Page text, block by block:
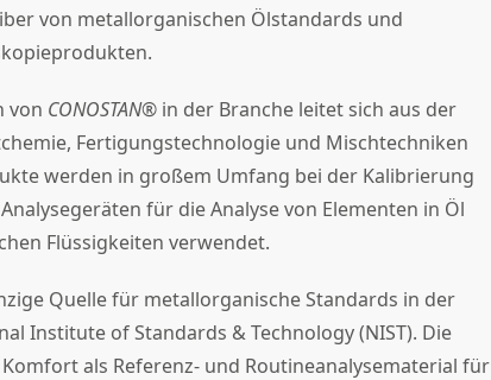
von metallorganischen Ölstandards und
von CONOSTAN®in der Branche leitet sich aus der
Fertigungstechnologie und Mischtechniken
werden in großem Umfang bei der Kalibrierung
für die Analyse von Elementen in Öl
Flüssigkeiten verwendet.
Quelle für metallorganische Standards in der
Institute of Standards & Technology (NIST). Die
als Referenz- und Routineanalysematerial für